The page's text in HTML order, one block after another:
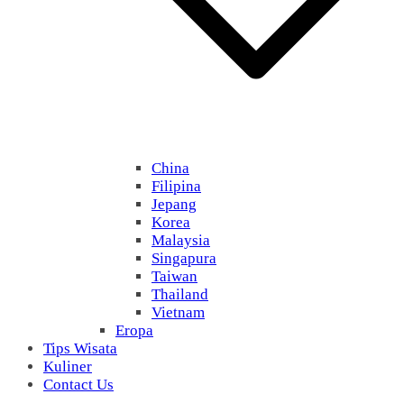
China
Filipina
Jepang
Korea
Malaysia
Singapura
Taiwan
Thailand
Vietnam
Eropa
Tips Wisata
Kuliner
Contact Us